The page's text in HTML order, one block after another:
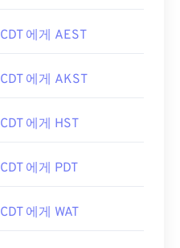
CDT 에게 AEST
CDT 에게 AKST
CDT 에게 HST
CDT 에게 PDT
CDT 에게 WAT